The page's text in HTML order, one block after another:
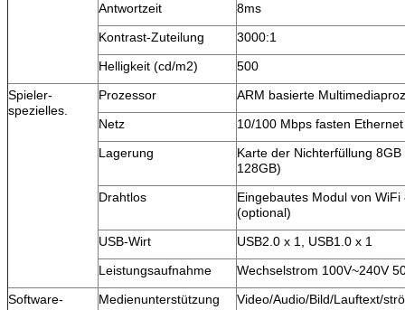
Antwortzeit
8ms
Kontrast-Zuteilung
3000:1
Helligkeit (cd/m2)
500
Spieler-
spezielles.
Prozessor
ARM basierte
Netz
10/100 Mbps fasten Ethernet
Lagerung
Karte der Nichterfüllung
128GB)
Drahtlos
Eingebautes Modul von
(optional)
USB-Wirt
USB2.0 x 1, USB1.0 x 1
Leistungsaufnahme
Wechselstrom 100V~240V
Software-
Medienunterstützung Video/Audio/Bild/Lauftext/